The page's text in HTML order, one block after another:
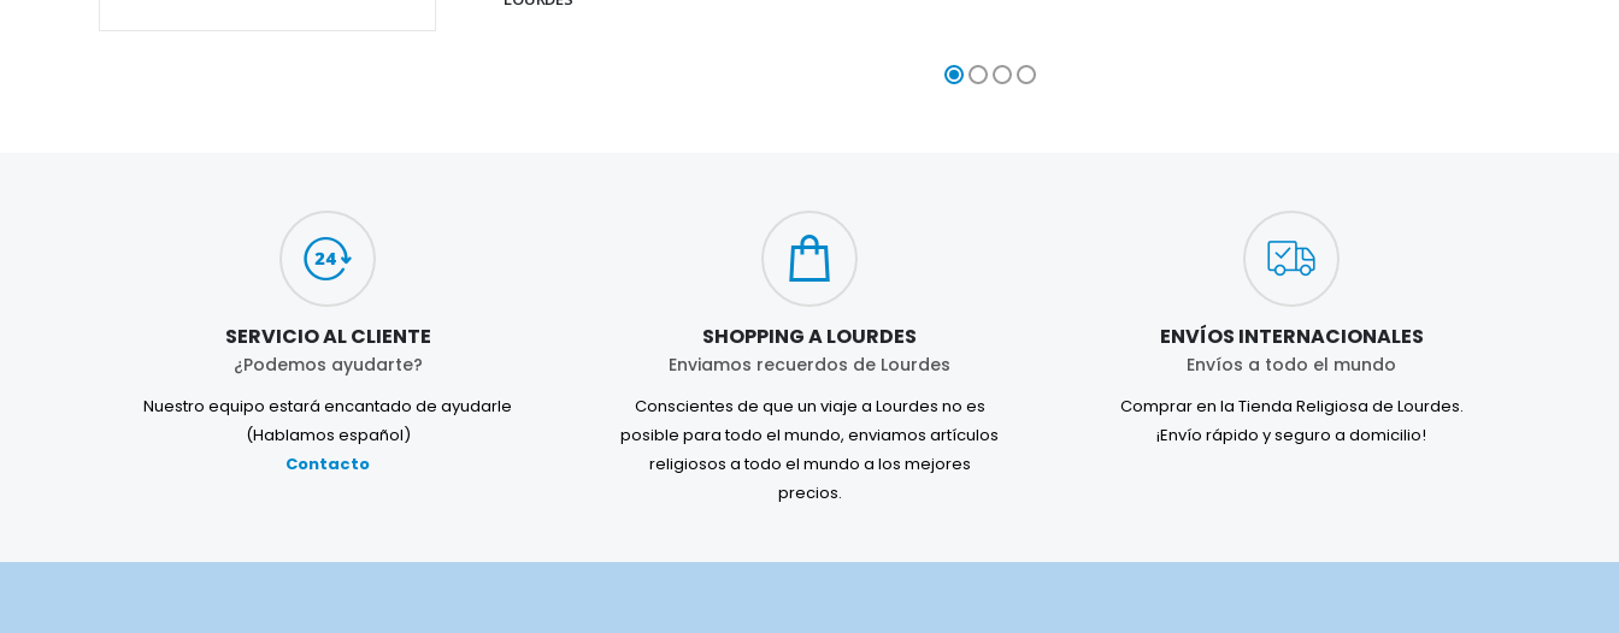
SERVICIO AL CLIENTE
¿Podemos ayudarte?
Nuestro equipo estará encantado de ayudarle
(Hablamos español)
Contacto
SHOPPING A LOURDES
Enviamos recuerdos de Lourdes
Conscientes de que un viaje a Lourdes no es
posible para todo el mundo, enviamos artículos
religiosos a todo el mundo a los mejores
precios.
ENVÍOS INTERNACIONALES
Envíos a todo el mundo
Comprar en la Tienda Religiosa de Lourdes.
¡Envío rápido y seguro a domicilio!